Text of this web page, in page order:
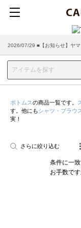
2026/07/29 ■【お知らせ】ヤ
2026/03/18 ■店舗受け取りサー
ボトムスの商品一覧です。
す。他にもシャツ・ブラウ
実！
さらに絞り込む
条件に一
お手数で